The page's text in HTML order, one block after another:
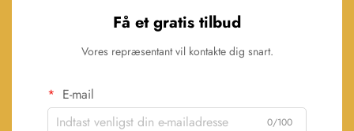
Få et gratis tilbud
Vores repræsentant vil kontakte dig snart.
E-mail
0/100